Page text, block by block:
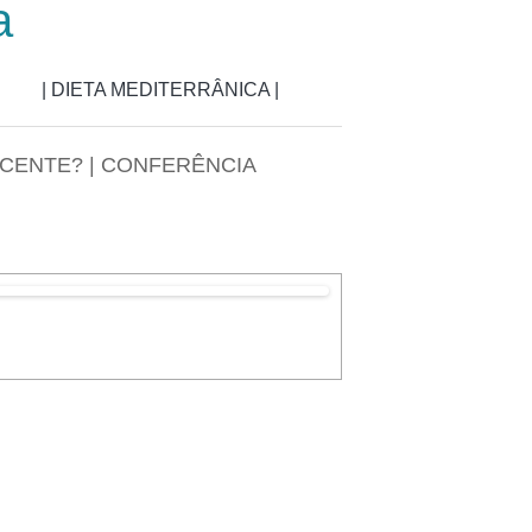
| DIETA MEDITERRÂNICA |
| CONFERÊNCIA